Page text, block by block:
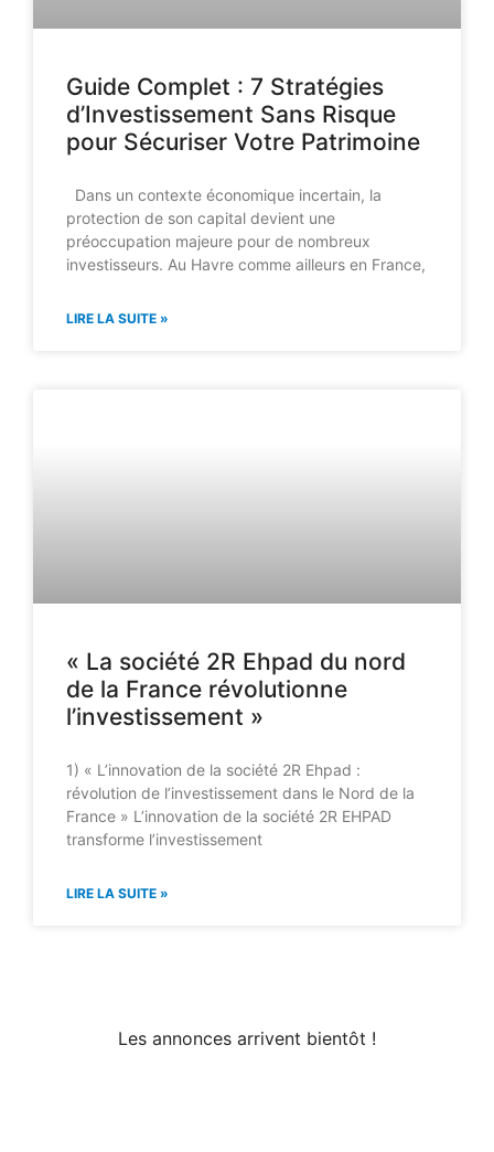
Guide Complet : 7 Stratégies
d’Investissement Sans Risque
pour Sécuriser Votre Patrimoine
Dans un contexte économique incertain, la
protection de son capital devient une
préoccupation majeure pour de nombreux
investisseurs. Au Havre comme ailleurs en France,
LIRE LA SUITE »
« La société 2R Ehpad du nord
de la France révolutionne
l’investissement »
1) « L’innovation de la société 2R Ehpad :
révolution de l’investissement dans le Nord de la
France » L’innovation de la société 2R EHPAD
transforme l’investissement
LIRE LA SUITE »
Les annonces arrivent bientôt !